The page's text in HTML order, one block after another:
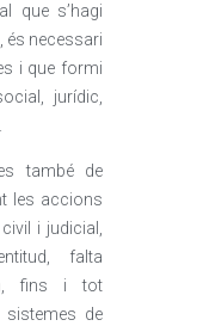
que s’hagi
és necessari
i que formi
jurídic,
també de
les accions
i judicial,
falta
fins i tot
sistemes de